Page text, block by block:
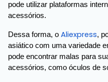
pode utilizar plataformas
acessórios.
Dessa forma, o Aliexpress,
asiático com uma variedade
pode encontrar malas para
acessórios, como óculos de